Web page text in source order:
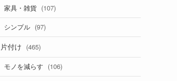
家具・雑貨 (107)
シンプル (97)
片付け (465)
モノを減らす (106)